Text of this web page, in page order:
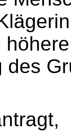
des